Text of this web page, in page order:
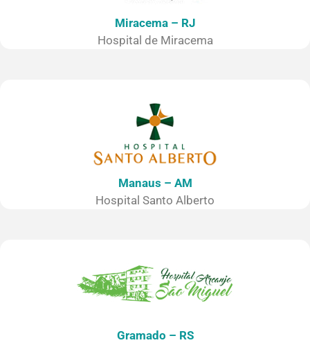
Miracema – RJ
Hospital de Miracema
Manaus – AM
Hospital Santo Alberto
Gramado – RS